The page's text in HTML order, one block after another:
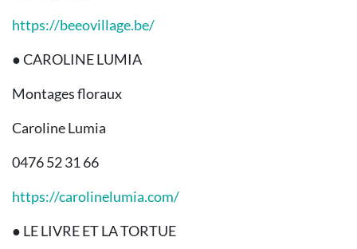
https://beeovillage.be/
● CAROLINE LUMIA
Montages floraux
Caroline Lumia
0476 52 31 66
https://carolinelumia.com/
● LE LIVRE ET LA TORTUE